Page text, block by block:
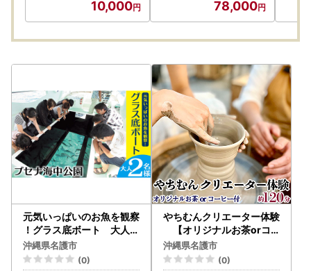
10,000 78,000
元気いっぱいのお魚を観察
！グラス底ボート 大人2
名様【ブセナ海中公園】
沖縄県名護市
(0)
やちむんクリエーター体験
【オリジナルお茶orコ
ーヒー付】
沖縄県名護市
(0)